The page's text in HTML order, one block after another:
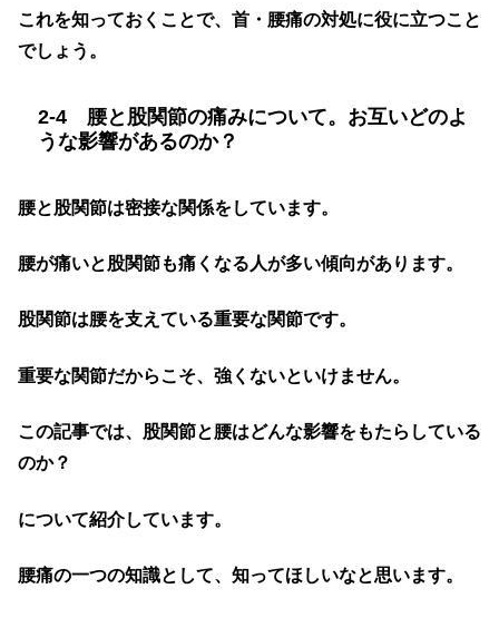
これを知っておくことで、首・腰痛の対処に役に立つこと
でしょう。
2-4 腰と股関節の痛みについて。お互いどのよ
うな影響があるのか？
腰と股関節は密接な関係をしています。
腰が痛いと股関節も痛くなる人が多い傾向があります。
股関節は腰を支えている重要な関節です。
重要な関節だからこそ、強くないといけません。
この記事では、股関節と腰はどんな影響をもたらしている
のか？
について紹介しています。
腰痛の一つの知識として、知ってほしいなと思います。